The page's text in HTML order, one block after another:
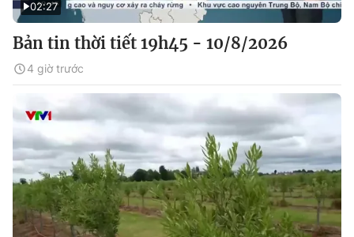
02:27
Bản tin thời tiết 19h45 - 10/8/2026
4 giờ trước